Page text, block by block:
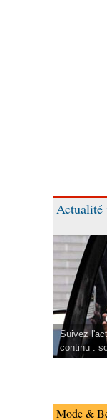
Actualité
Suivez
continu :
Mode &